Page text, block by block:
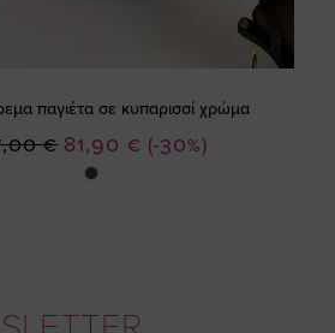
παγιέτα σε κυπαρισσί χρώμα
(-30%)
Ειδική
Τιμή
81,90 €
€